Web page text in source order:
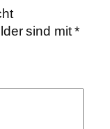
sind mit*